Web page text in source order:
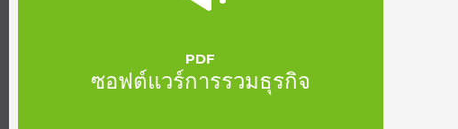
PDF
ซอฟต์แวร์การรวมธุรกิจ